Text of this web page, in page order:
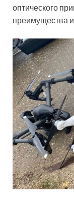
оптического
преимущества и